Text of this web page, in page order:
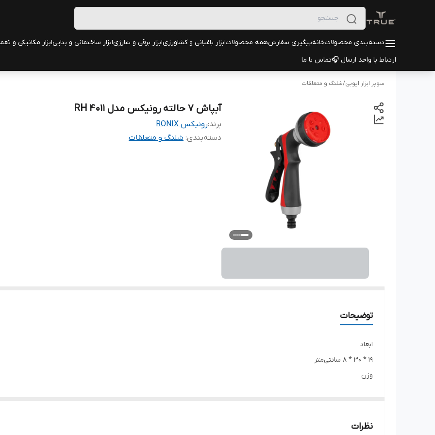
دسته‌بندی محصولاتخانهپیگیری سفارشهمه محصولاتابزار باغبانی و کشاورزیابزار برقی و شارژیابزار ساختمانی و بناییابزار مکانیکی و
ارتباط با واحد ارسال 🎧تماس با ما
سوپر ابزار ایوبی/شلنگ و متعلقات
آبپاش 7 حالته رونیکس مدل RH 4011
برند:رونیکس RONIX
دسته‌بندی: شلنگ و متعلقات
توضیحات
ابعاد
۱۹ * ۳۰ * ۸ سانتی‌متر
وزن
استفاده برای آبیاری گیاهان
نظرات